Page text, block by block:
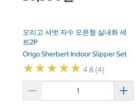
오리고 셔벗 자수 오픈형 실내화 세
트2P
Origo Sherbert Indoor Slipper Set
★★★★★
★★★★★ 4.8 (4)